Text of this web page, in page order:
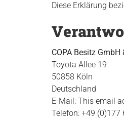
Diese Erklärung
COPA Besitz GmbH
Toyota Allee 19
50858 Köln
Deutschland
E-Mail: This email
Telefon: +49 (0)177